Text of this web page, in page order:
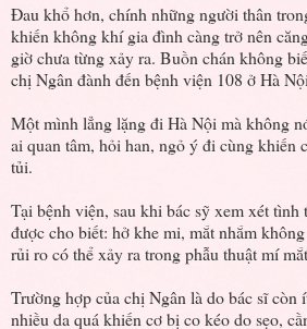
Đau khổ hơn, chính những người thân
khiến không khí gia đình càng trở nên
giờ chưa từng xảy ra. Buồn chán không
chị Ngân đành đến bệnh viện 108 ở Hà
Một mình lẳng lặng đi Hà Nội mà không
ai quan tâm, hỏi han, ngỏ ý đi cùng khiến
tủi.
Tại bệnh viện, sau khi bác sỹ xem xét tình
được cho biết: hở khe mi, mắt nhắm
rủi ro có thể xảy ra trong phẫu thuật mí
Trường hợp của chị Ngân là do bác sĩ còn
nhiều da quá khiến cơ bị co kéo do sẹo,